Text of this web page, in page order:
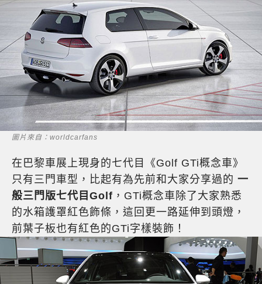
圖片來自：worldcarfans
在巴黎車展上現身的七代目《Golf GTi概念車》
只有三門車型，比起有為先前和大家分享過的 一
般三門版七代目Golf ，GTi概念車除了大家熟悉
的水箱護罩紅色飾條，這回更一路延伸到頭燈，
前葉子板也有紅色的GTi字樣裝飾！